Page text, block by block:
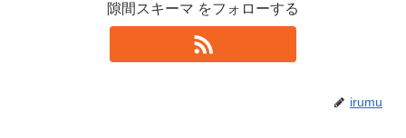
隙間スキーマ をフォローする
irumu